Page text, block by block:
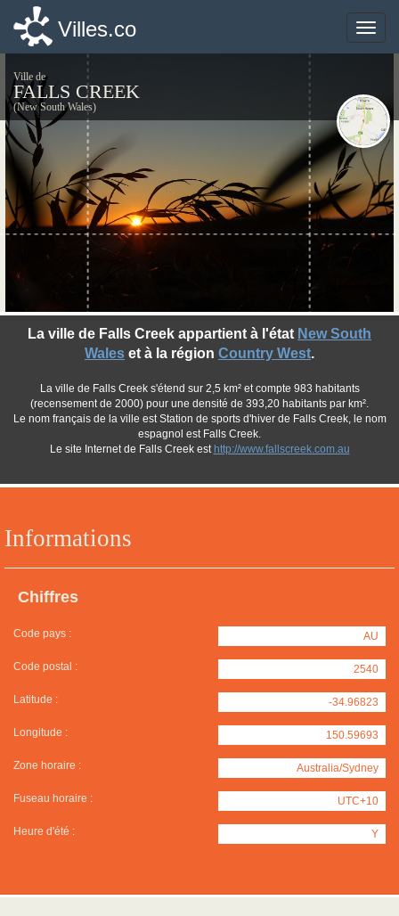
Toggle
Villes.co
Ville de
FALLS CREEK
(New South Wales)
Informations
Chiffres
Code pays : AU
Code postal : 2540
Latitude : -34.96823
Longitude : 150.59693
Zone horaire : Australia/Sydney
Fuseau horaire : UTC+10
Heure d'été : Y
La ville de Falls Creek appartient à l'état New South
Wales et à la région Country West.
La ville de Falls Creek s'étend sur 2,5 km² et compte 983 habitants
(recensement de 2000) pour une densité de 393,20 habitants par km².
Le nom français de la ville est Station de sports d'hiver de Falls Creek, le nom
espagnol est Falls Creek.
Le site Internet de Falls Creek est http://www.fallscreek.com.au
Toggle
Villes.co